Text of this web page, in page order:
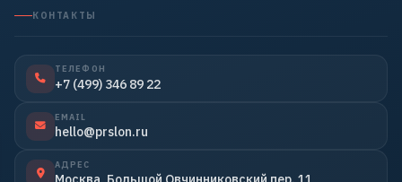
КОНТАКТЫ
ТЕЛЕФОН
+7 (499) 346 89 22
EMAIL
hello@prslon.ru
АДРЕС